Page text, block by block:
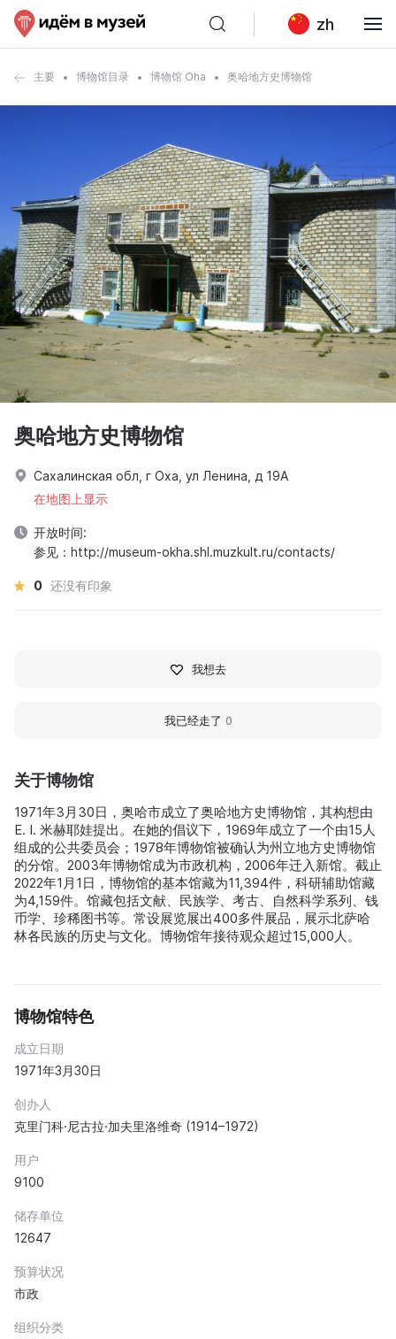
zh
主要 博物馆目录 博物馆 Oha 奥哈地方史博物馆
关于博物馆
1971年3月30日，奥哈市成立了奥哈地方史博物馆，其构想由
E. I. 米赫耶娃提出。在她的倡议下，1969年成立了一个由15人
组成的公共委员会；1978年博物馆被确认为州立地方史博物馆
的分馆。2003年博物馆成为市政机构，2006年迁入新馆。截止
2022年1月1日，博物馆的基本馆藏为11,394件，科研辅助馆藏
为4,159件。馆藏包括文献、民族学、考古、自然科学系列、钱
币学、珍稀图书等。常设展览展出400多件展品，展示北萨哈
林各民族的历史与文化。博物馆年接待观众超过15,000人。
博物馆特色
成立日期
1971年3月30日
创办人
克里门科·尼古拉·加夫里洛维奇 (1914–1972)
用户
9100
储存单位
12647
预算状况
市政
组织分类
奥哈地方史博物馆
Сахалинская обл, г Оха, ул Ленина, д 19А
在地图上显示
开放时间:
参见：http://museum-okha.shl.muzkult.ru/contacts/
0 还没有印象
我想去
我已经走了 0